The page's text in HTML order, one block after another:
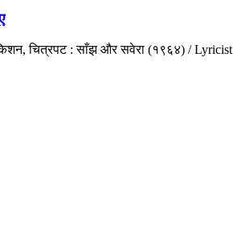
चित्रपट : साँझ और सवेरा (१९६४) /